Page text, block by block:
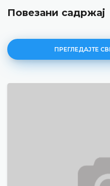
Повезани садржај
ПРЕГЛЕДАЈТЕ